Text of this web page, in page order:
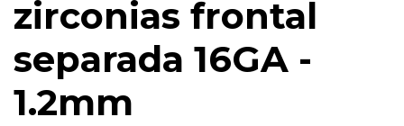
zirconias frontal
separada 16GA -
1.2mm